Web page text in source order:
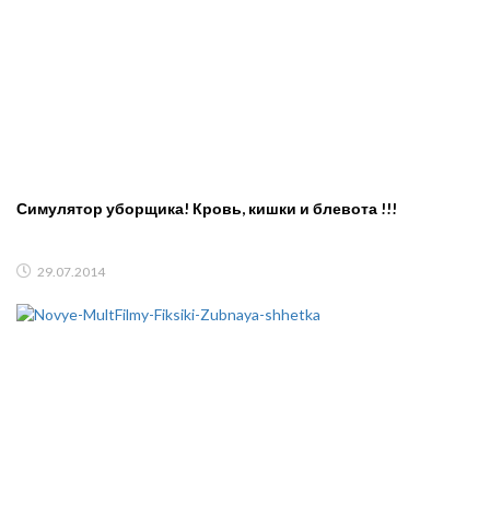
Симулятор уборщика! Кровь, кишки и блевота !!!
29.07.2014